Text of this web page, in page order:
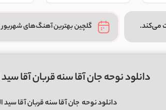
می‌کند. گلچین بهترین آهنگ‌های شهریور
دانلود نوحه جان آقا سنه قربان آقا
دانلود نوحه جان آقا سنه قربان آقا